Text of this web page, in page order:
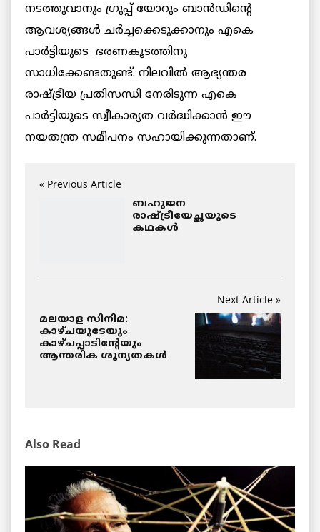
നടത്തുവാനും ഗ്രുപ്പ് യോറും ബാൻഡിൻ്റെ
ആവശ്യങ്ങൾ ചർച്ചക്കെടുക്കാനും എകെ
പാർട്ടിയുടെ ഭരണകൂടത്തിനു
സാധിക്കേണ്ടതുണ്ട്. നിലവിൽ ആഭ്യന്തര
രാഷ്ട്രീയ പ്രതിസന്ധി നേരിടുന്ന എകെ
പാർട്ടിയുടെ സ്വീകാര്യത വർദ്ധിക്കാൻ ഈ
നയതന്ത്ര സമീപനം സഹായിക്കുന്നതാണ്.
« Previous Article
ബഹുജന
രാഷ്ട്രീയേച്ഛയുടെ
കഥകൾ
Next Article »
മലയാള സിനിമ:
കാഴ്ചയുടേയും
കാഴ്ചപ്പാടിന്റേയും
ആന്തരിക ശൂന്യതകൾ
Also Read